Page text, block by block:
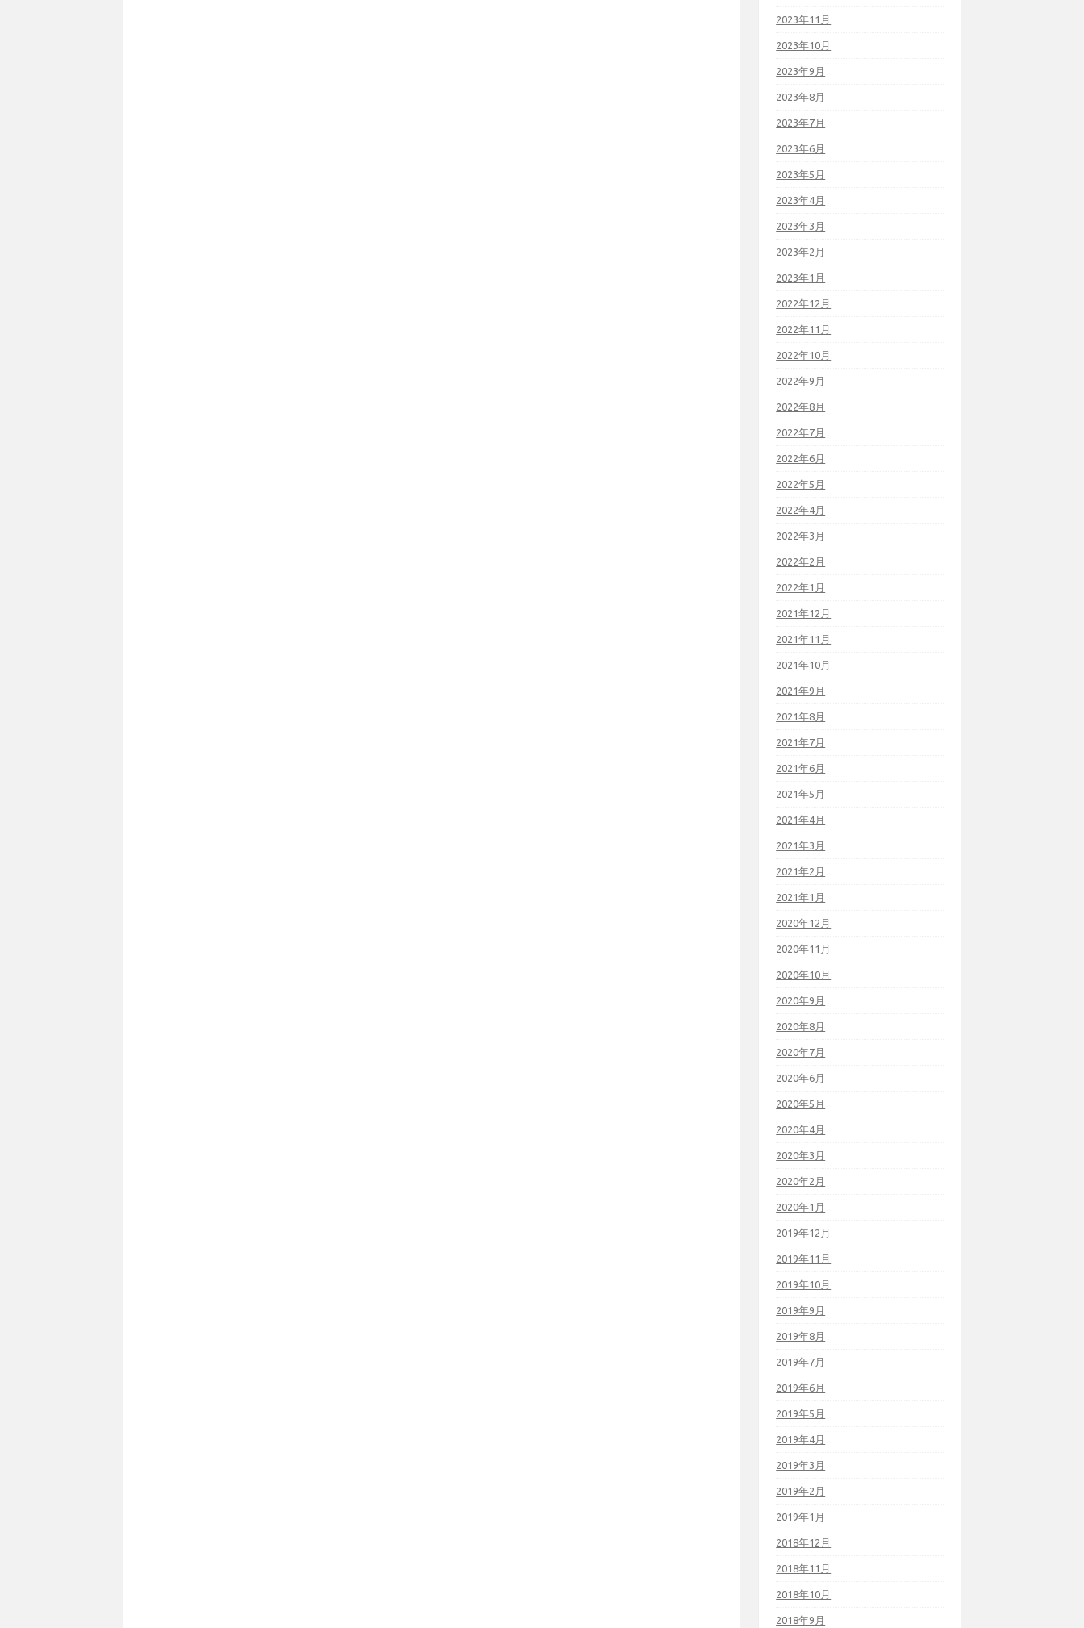
2023年11月
2023年10月
2023年9月
2023年8月
2023年7月
2023年6月
2023年5月
2023年4月
2023年3月
2023年2月
2023年1月
2022年12月
2022年11月
2022年10月
2022年9月
2022年8月
2022年7月
2022年6月
2022年5月
2022年4月
2022年3月
2022年2月
2022年1月
2021年12月
2021年11月
2021年10月
2021年9月
2021年8月
2021年7月
2021年6月
2021年5月
2021年4月
2021年3月
2021年2月
2021年1月
2020年12月
2020年11月
2020年10月
2020年9月
2020年8月
2020年7月
2020年6月
2020年5月
2020年4月
2020年3月
2020年2月
2020年1月
2019年12月
2019年11月
2019年10月
2019年9月
2019年8月
2019年7月
2019年6月
2019年5月
2019年4月
2019年3月
2019年2月
2019年1月
2018年12月
2018年11月
2018年10月
2018年9月